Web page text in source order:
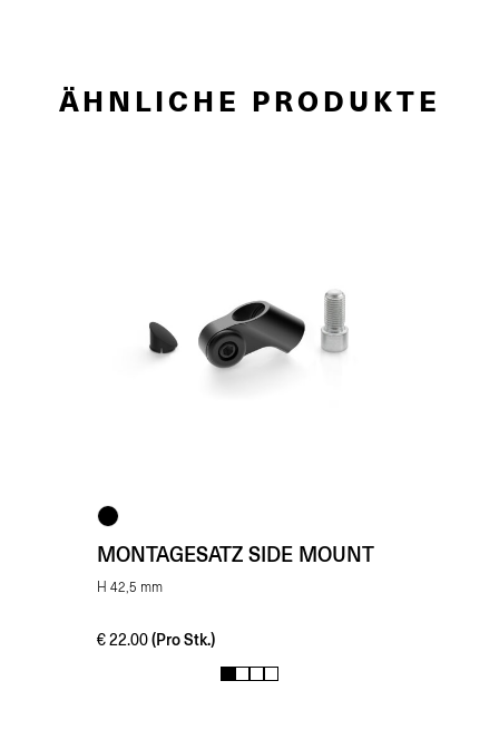
ÄHNLICHE PRODUKTE
MONTAGESATZ SIDE MOUNT
H 42,5 mm
€22.00 (Pro Stk.)
1 2 3 4